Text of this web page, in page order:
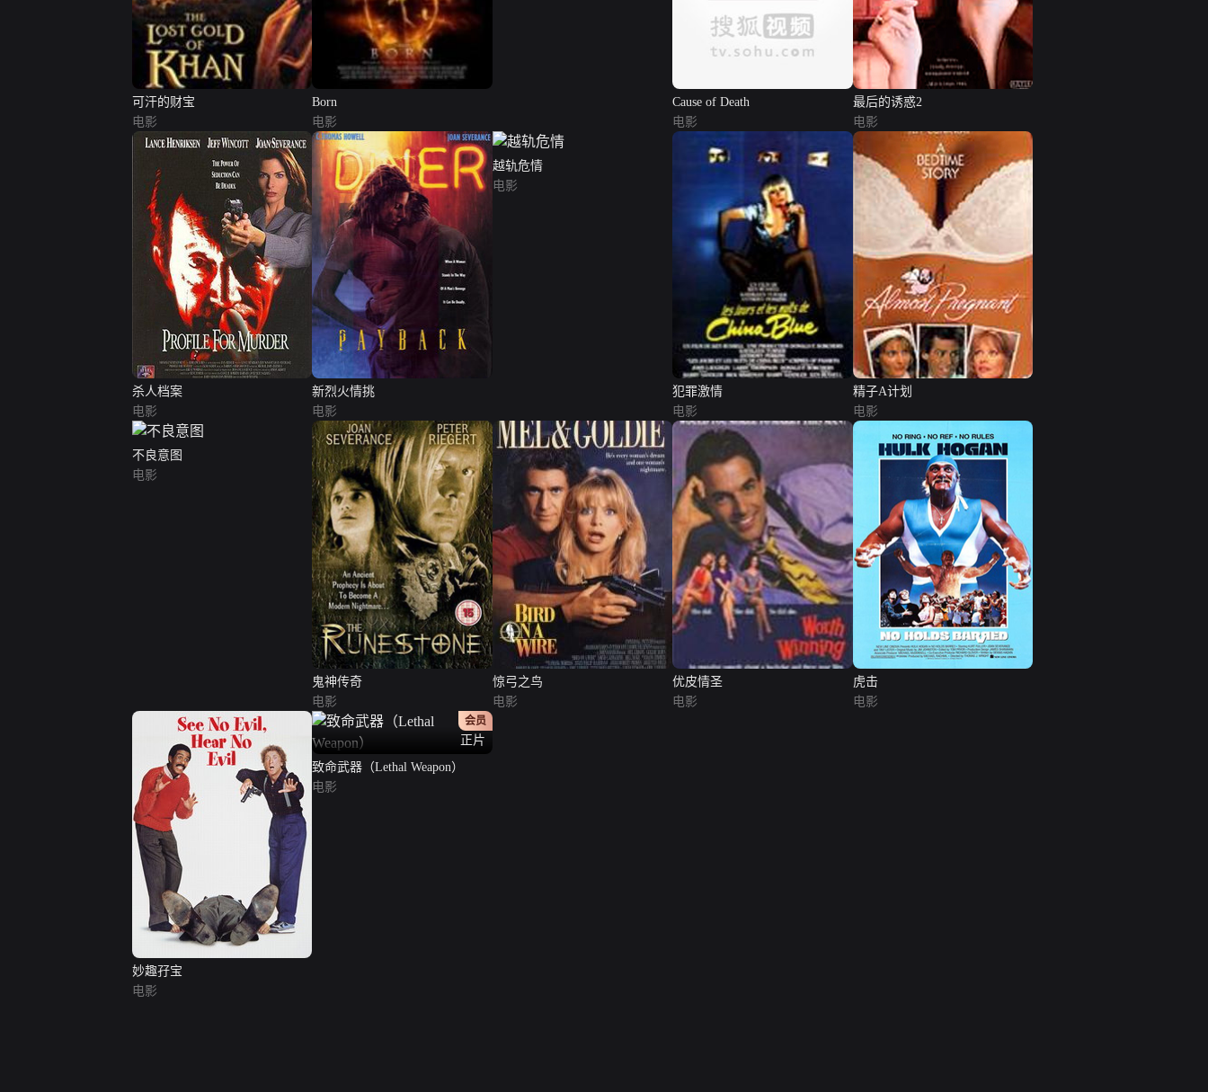
可汗的财宝
电影
Born
电影
Cause of Death
电影
最后的诱惑2
电影
杀人档案
电影
新烈火情挑
电影
越轨危情
电影
犯罪激情
电影
精子A计划
电影
不良意图
电影
鬼神传奇
电影
惊弓之鸟
电影
优皮情圣
电影
虎击
电影
妙趣孖宝
电影
正片
会员
致命武器（Lethal Weapon）
电影